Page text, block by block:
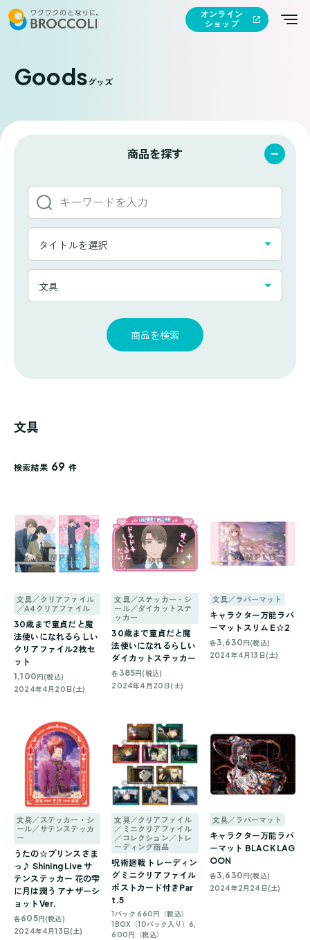
オンライン
ショップ
Goodsグッズ
商品を探す
キ
ワ
ド
か
タ
ト
一
タイトルを選択
カ
文具
商品を検索
文具
検索結果 69 件
文具／クリアファイル
／A4クリアファイル
30歳まで童貞だと魔
法使いになれるらしい
クリアファイル2枚セ
ット
1,100円(税込)
2024年4月20日(土)
文具／ステッカー・シ
ール／ダイカットステ
ッカー
30歳まで童貞だと魔
法使いになれるらしい
ダイカットステッカー
各385円(税込)
2024年4月20日(土)
文具／ラバーマット
キャラクター万能ラバ
ーマットスリム E☆2
各3,630円(税込)
2024年4月13日(土)
文具／ステッカー・シ
ール／サテンステッカ
ー
うたの☆プリンスさま
っ♪ Shining Live サ
テンステッカー 花の雫
に月は潤う アナザーシ
ョットVer.
各605円(税込)
2024年4月13日(土)
文具／クリアファイル
／ミニクリアファイル
／コレクション／トレ
ーディング商品
呪術廻戦 トレーディン
グミニクリアファイル
ポストカード付きPar
t.5
1パック 660円（税込）
1BOX（10パック入り）6,
600円（税込）
文具／ラバーマット
キャラクター万能ラバ
ーマット BLACK LAG
OON
各3,630 円(税込)
2024年2月24日(土)